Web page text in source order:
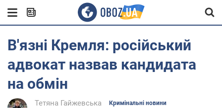
В'язні Кремля: російський
адвокат назвав кандидата
на обмін
Тетяна Гайжевська Кримінальні новини